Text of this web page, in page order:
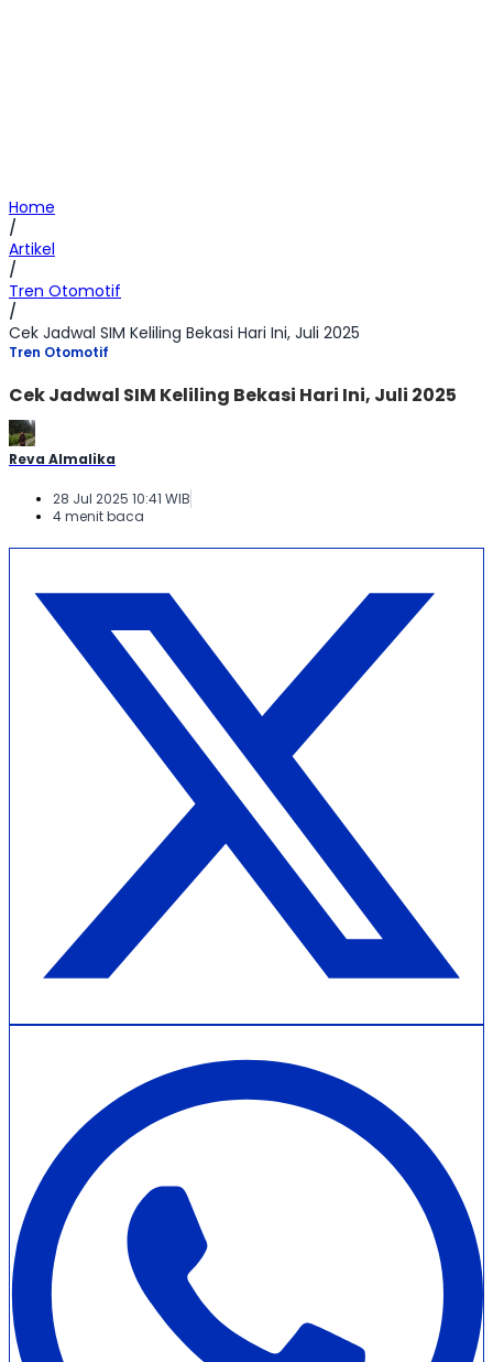
Home
/
Artikel
/
Tren Otomotif
/
Cek Jadwal SIM Keliling Bekasi Hari Ini, Juli 2025
Tren Otomotif
Cek Jadwal SIM Keliling Bekasi Hari Ini, Juli 2025
Reva Almalika
28 Jul 2025 10:41 WIB
4 menit baca